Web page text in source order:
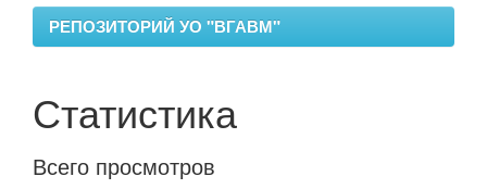
РЕПОЗИТОРИЙ УО "ВГАВМ"
Статистика
Всего просмотров